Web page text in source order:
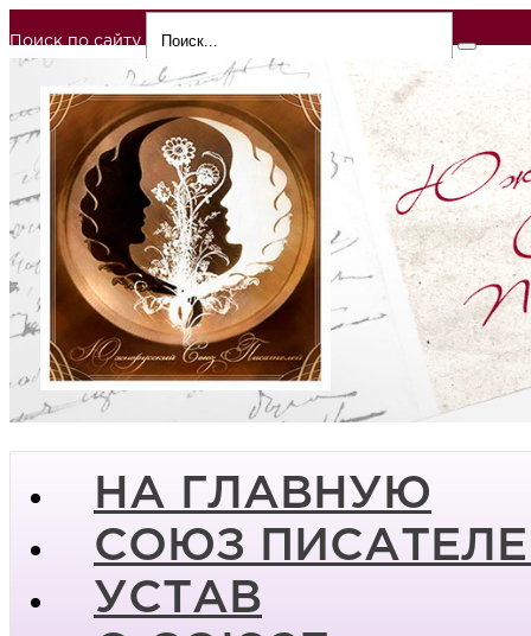
Поиск по сайту
НА ГЛАВНУЮ
СОЮЗ
УСТАВ